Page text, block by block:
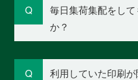
毎日集荷集配をし
か？
利用していた印刷